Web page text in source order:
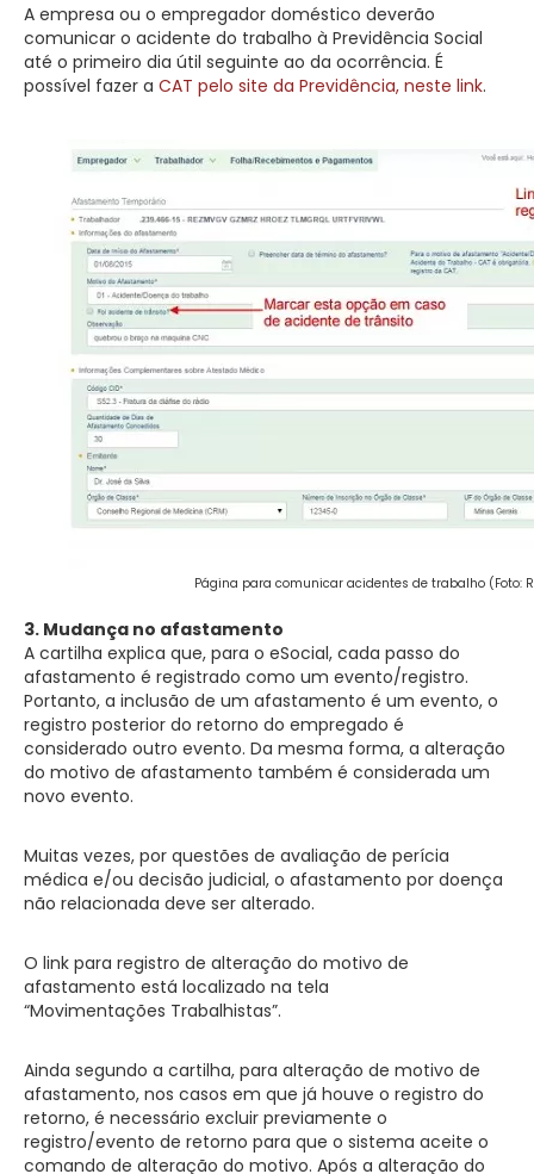
A empresa ou o empregador doméstico deverão
comunicar o acidente do trabalho à Previdência Social
até o primeiro dia útil seguinte ao da ocorrência. É
possível fazer a CAT pelo site da Previdência, neste link.
Página para comunicar acidentes de trabalho (Foto:
3. Mudança no afastamento
A cartilha explica que, para o eSocial, cada passo do
afastamento é registrado como um evento/registro.
Portanto, a inclusão de um afastamento é um evento, o
registro posterior do retorno do empregado é
considerado outro evento. Da mesma forma, a alteração
do motivo de afastamento também é considerada um
novo evento.
Muitas vezes, por questões de avaliação de perícia
médica e/ou decisão judicial, o afastamento por doença
não relacionada deve ser alterado.
O link para registro de alteração do motivo de
afastamento está localizado na tela
“Movimentações Trabalhistas”.
Ainda segundo a cartilha, para alteração de motivo de
afastamento, nos casos em que já houve o registro do
retorno, é necessário excluir previamente o
registro/evento de retorno para que o sistema aceite o
comando de alteração do motivo. Após a alteração do